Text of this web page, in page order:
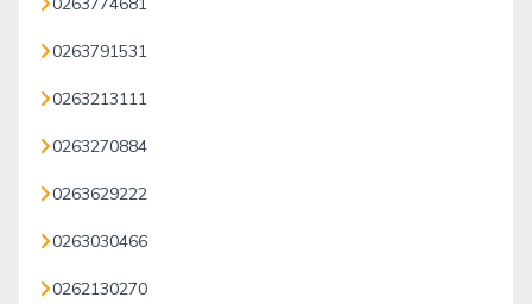
0263791531
0263213111
0263270884
0263629222
0263030466
0262130270